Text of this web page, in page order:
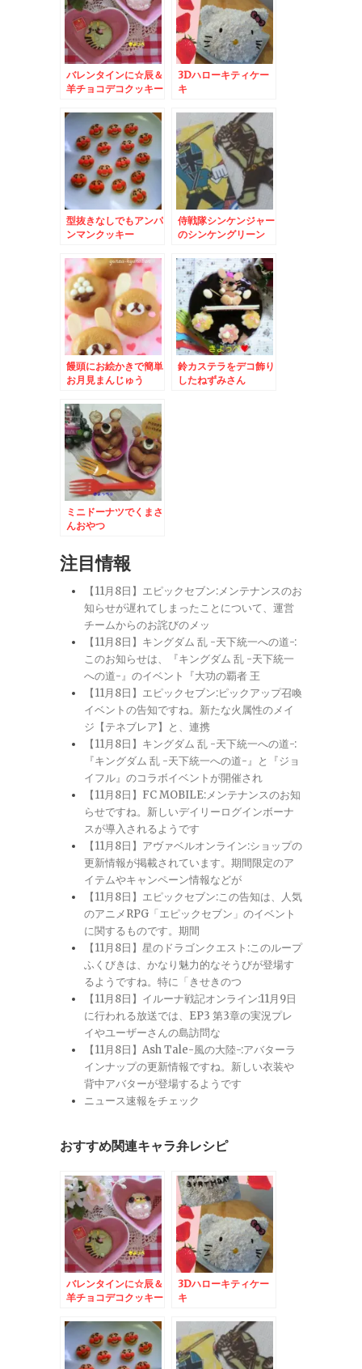
バレンタインに☆辰＆
羊チョコデコクッキー
3Dハローキティケー
キ
型抜きなしでもアンパ
ンマンクッキー
侍戦隊シンケンジャー
のシンケングリーン
饅頭にお絵かきで簡単
お月見まんじゅう
鈴カステラをデコ飾り
したねずみさん
ミニドーナツでくまさ
んおやつ
注目情報
【11月8日】エピックセブン:メンテナンスのお
知らせが遅れてしまったことについて、運営
チームからのお詫びのメッ
【11月8日】キングダム 乱 -天下統一への道-:
このお知らせは、『キングダム 乱 -天下統一
への道-』のイベント『大功の覇者 王
【11月8日】エピックセブン:ピックアップ召喚
イベントの告知ですね。新たな火属性のメイ
ジ【テネブレア】と、連携
【11月8日】キングダム 乱 -天下統一への道-:
『キングダム 乱 -天下統一への道-』と『ジョ
イフル』のコラボイベントが開催され
【11月8日】FC MOBILE:メンテナンスのお知
らせですね。新しいデイリーログインボーナ
スが導入されるようです
【11月8日】アヴァベルオンライン:ショップの
更新情報が掲載されています。期間限定のア
イテムやキャンペーン情報などが
【11月8日】エピックセブン:この告知は、人気
のアニメRPG「エピックセブン」のイベント
に関するものです。期間
【11月8日】星のドラゴンクエスト:このループ
ふくびきは、かなり魅力的なそうびが登場す
るようですね。特に「きせきのつ
【11月8日】イルーナ戦記オンライン:11月9日
に行われる放送では、EP3 第3章の実況プレ
イやユーザーさんの島訪問な
【11月8日】Ash Tale-風の大陸-:アバターラ
インナップの更新情報ですね。新しい衣装や
背中アバターが登場するようです
ニュース速報をチェック
おすすめ関連キャラ弁レシピ
バレンタインに☆辰＆
羊チョコデコクッキー
3Dハローキティケー
キ